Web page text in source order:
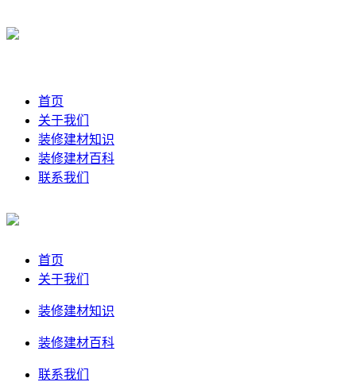
首页
关于我们
装修建材知识
装修建材百科
联系我们
首页
关于我们
装修建材知识
装修建材百科
联系我们